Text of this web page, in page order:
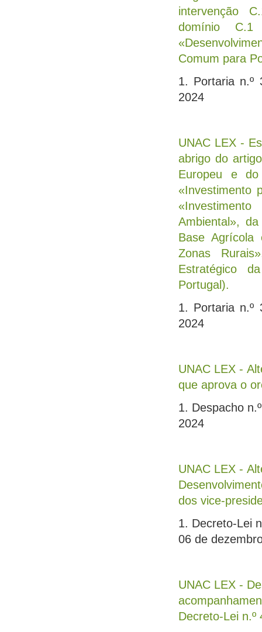
intervenção
domínio
Comum para
1. Portaria n.º
2024
UNAC LEX -
abrigo do
Europeu e
«Investimento
Ambiental»,
Base Agrícola
Zonas
Estratégico
Portugal).
1. Portaria n.º
2024
UNAC LEX -
que aprova o
1. Despacho
2024
UNAC LEX -
dos vice-
1. Decreto-Lei
06 de
UNAC LEX -
Decreto-Lei